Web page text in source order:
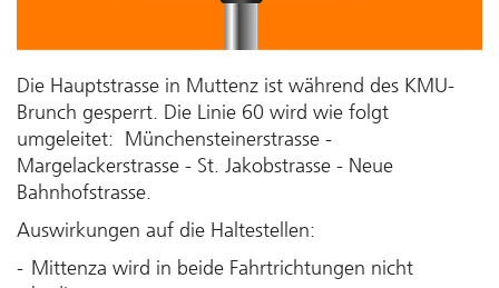
Die Hauptstrasse in Muttenz ist während des KMU-
Brunch gesperrt. Die Linie 60 wird wie folgt
umgeleitet: Münchensteinerstrasse -
Margelackerstrasse - St. Jakobstrasse - Neue
Bahnhofstrasse.
Auswirkungen auf die Haltestellen:
Mittenza wird in beide Fahrtrichtungen nicht